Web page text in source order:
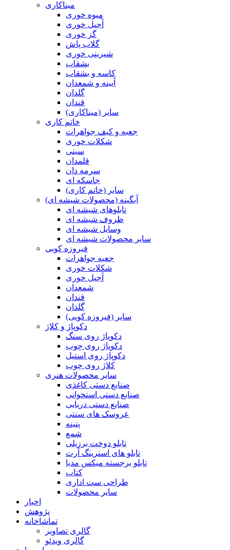
میناکاری
میوه خوری
آجیل خوری
گز خوری
گلاب پاش
شیرینی خوری
بشقاب
کاسه و بشقاب
آیینه و شمعدان
گلدان
قندان
سایر (میناکاری)
خاتم کاری
جعبه و کیف جواهرات
شکلات خوری
سینی
قلمدان
سرمه دان
جاسکه ای
سایر (خاتم کاری)
آبگینه (محصولات شیشه ای)
تابلوهای شیشه ای
ظروف شیشه ای
وسایل شیشه ای
سایر محصولات شیشه ای
فیروزه کوبی
جعبه جواهرات
شکلات خوری
آجیل خوری
شمعدان
قندان
گلدان
سایر (فیروزه کوبی)
دکوپاژ و کلاژ
دکوپاژ روی سنگ
دکوپاژ روی چوب
دکوپاژ روی استیل
کلاژ روی چوب
سایر محصولات هنری
صنایع دستی کاغذی
صنایع دستی استخوانی
صنایع دستی دریایی
عروسک های سنتی
پتینه
شمع
تابلو دوخت برزیلی
تابلو های استرینگ آرت
تابلو برجسته میکس مدیا
کتاب
طراحی ست اداری
سایر محصولات
اخبار
پژوهش
تماشاخانه
گالری تصاویر
گالری ویدئو